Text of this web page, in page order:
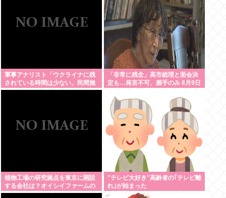
軍事アナリスト「ウクライナに残
されている時間は少ない。民間施
設テロではなくプランBやプランC
「非常に残念」高市総理と面会決
定も…発言不可、握手のみ 8月9日
植物工場の研究拠点を東京に開設
する会社は？オイシイファームの
技術と注目ポイント
"テレビ大好き"高齢者の｢テレビ離
れ｣が始まった